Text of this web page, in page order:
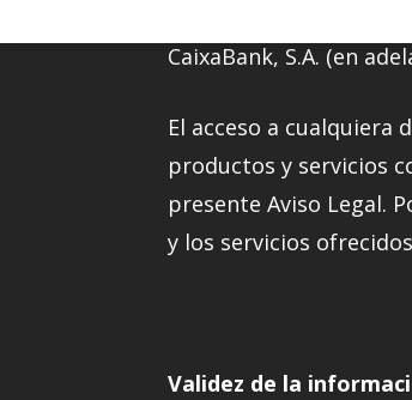
CaixaBank, S.A. (en
El acceso a cualquiera
productos y servicios
presente Aviso Legal.
y los servicios
Validez de la